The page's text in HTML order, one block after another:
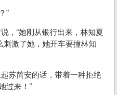
”
，“她刚从银行出来，林知夏
刺激了她，她开车要撞林知
起苏简安的话，带着一种拒绝
过来！”